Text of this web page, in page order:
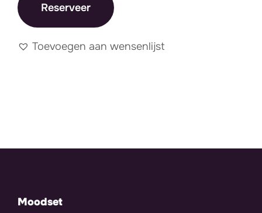
Reserveer
Toevoegen aan wensenlijst
Moodset